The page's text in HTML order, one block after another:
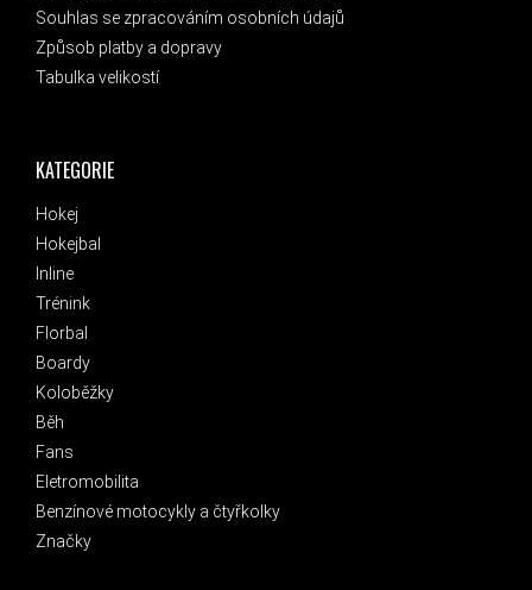
KATEGORIE
Hokej
Hokejbal
Inline
Trénink
Florbal
Boardy
Koloběžky
Běh
Fans
Eletromobilita
Benzínové motocykly a čtyřkolky
Značky
Souhlas se zpracováním osobních údajů
Způsob platby a dopravy
Tabulka velikostí